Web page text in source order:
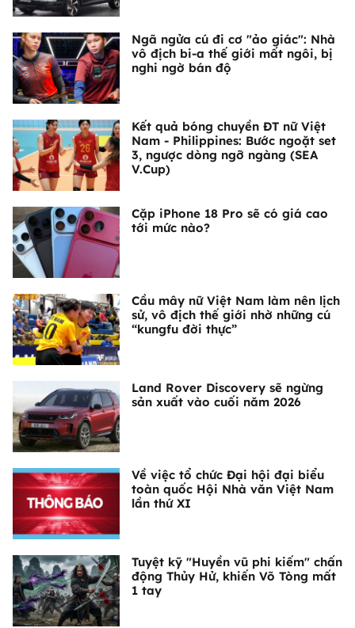
Ngã ngửa cú đi cơ "ảo giác": Nhà
vô địch bi-a thế giới mất ngôi, bị
nghi ngờ bán độ
Kết quả bóng chuyền ĐT nữ Việt
Nam - Philippines: Bước ngoặt set
3, ngược dòng ngỡ ngàng (SEA
V.Cup)
Cặp iPhone 18 Pro sẽ có giá cao
tới mức nào?
Cầu mây nữ Việt Nam làm nên lịch
sử, vô địch thế giới nhờ những cú
“kungfu đời thực”
Land Rover Discovery sẽ ngừng
sản xuất vào cuối năm 2026
Về việc tổ chức Đại hội đại biểu
toàn quốc Hội Nhà văn Việt Nam
lần thứ XI
Tuyệt kỹ "Huyền vũ phi kiếm" chấn
động Thủy Hử, khiến Võ Tòng mất
1 tay